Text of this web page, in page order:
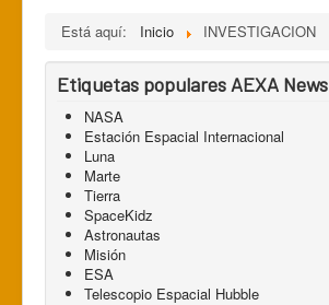
Está aquí: Inicio INVESTIGACION
Etiquetas populares AEXA News
NASA
Estación Espacial Internacional
Luna
Marte
Tierra
SpaceKidz
Astronautas
Misión
ESA
Telescopio Espacial Hubble